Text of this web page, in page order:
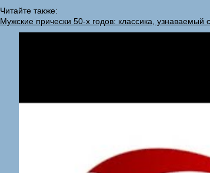
Читайте также:
Мужские прически 50-х годов: классика,